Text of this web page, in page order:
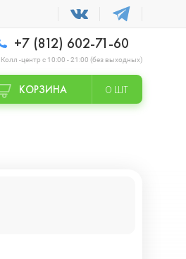
+7 (812) 602-71-60
Колл -центр с 10:00 - 21:00 (без выходных)
КОРЗИНА 0 ШТ